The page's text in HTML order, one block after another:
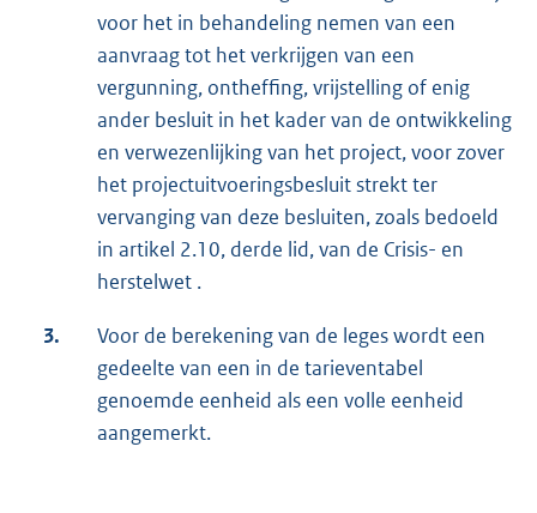
voor het in behandeling nemen van een
aanvraag tot het verkrijgen van een
vergunning, ontheffing, vrijstelling of enig
ander besluit in het kader van de ontwikkeling
en verwezenlijking van het project, voor zover
het projectuitvoeringsbesluit strekt ter
vervanging van deze besluiten, zoals bedoeld
in artikel 2.10, derde lid, van de Crisis- en
herstelwet .
3.
Voor de berekening van de leges wordt een
gedeelte van een in de tarieventabel
genoemde eenheid als een volle eenheid
aangemerkt.